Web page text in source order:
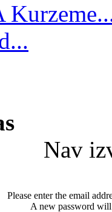
Nav
Please enter the email
A new password will